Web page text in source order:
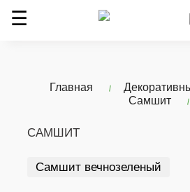
Главная
Самшит
САМШИТ
Самшит вечнозеленый